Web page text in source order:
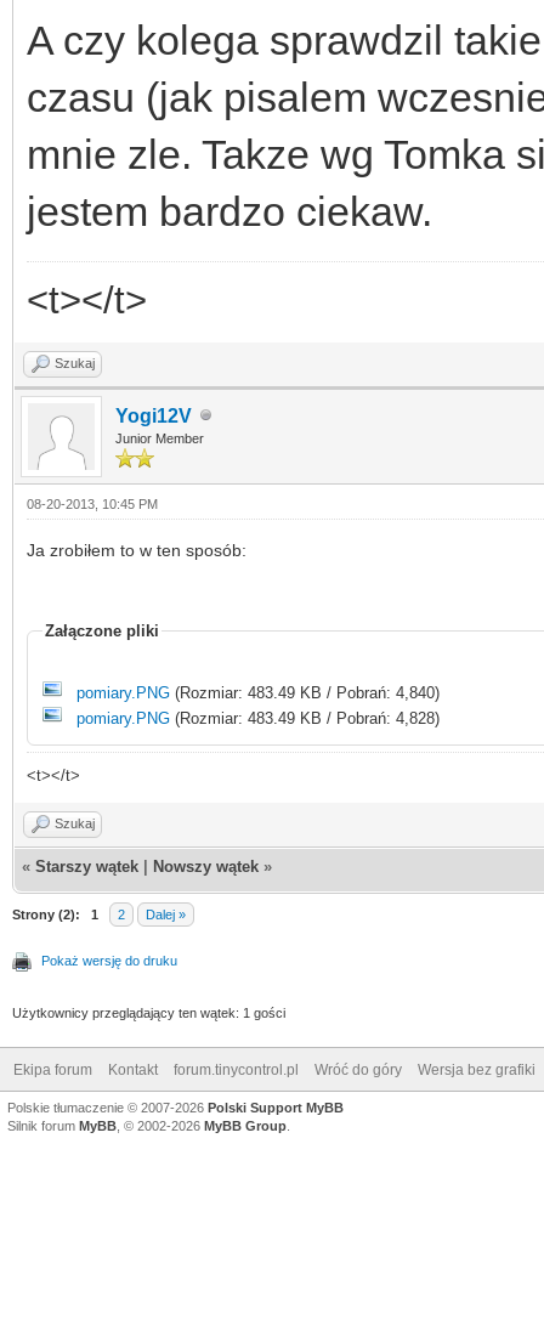
A czy kolega sprawdzil
czasu (jak pisalem
mnie zle. Takze wg Tomka
jestem bardzo ciekaw.
<t></t>
Szukaj
Yogi12V
Junior Member
08-20-2013, 10:45 PM
Ja zrobiłem to w ten sposób:
Załączone pliki
pomiary.PNG (Rozmiar: 483.49 KB / Pobrań: 4,840)
pomiary.PNG (Rozmiar: 483.49 KB / Pobrań: 4,828)
<t></t>
Szukaj
« Starszy wątek Nowszy wątek »
Strony (2): 1 2 Dalej »
Pokaż wersję do druku
Użytkownicy przeglądający ten wątek: 1 gości
Ekipa forum Kontakt forum.tinycontrol.pl Wróć do góry Wersja bez grafiki
Polskie tłumaczenie © 2007-2026 Polski Support MyBB
Silnik forum MyBB , © 2002-2026 MyBB Group